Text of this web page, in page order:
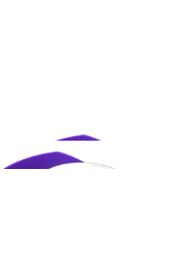
подрезка кромки